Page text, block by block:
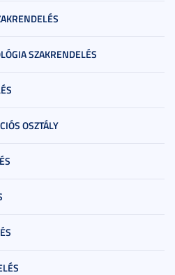
SZAKRENDELÉS
OSZTÁLY